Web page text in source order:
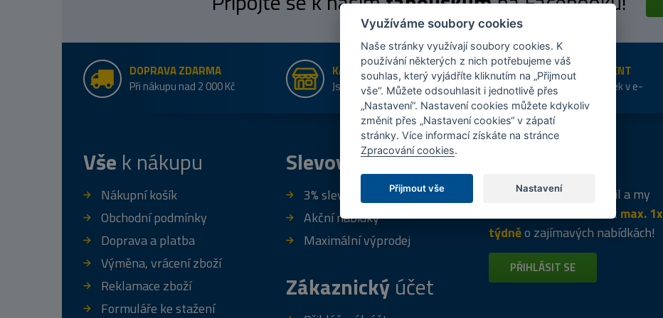
DOPRAVA ZDARMA
Při nákupu nad 2 000 Kč
KAMENNÉ PRODEJNY
Jsme na trhu více než 10 let
ŠIROKÝ SORTIMENT
Přes 20 tis. položek v e-
shopu
Vše k nákupu
Nákupní košík
Obchodní podmínky
Doprava a platba
Výměna, vrácení zboží
Reklamace zboží
Formuláře ke stažení
Slevový program
3% sleva za registraci
Akční nabídky
Maximální výprodej
Zákaznickýúčet
Napište nám svůj e-mail a my
vás budeme informovat max. 1x
týdněo zajímavých nabídkách!
PŘIHLÁSIT SE
Využíváme soubory cookies
Naše stránky využívají soubory cookies. K
používání některých z nich potřebujeme váš
souhlas, který vyjádříte kliknutím na „Přijmout
vše“. Můžete odsouhlasit i jednotlivě přes
„Nastavení“. Nastavení cookies můžete kdykoliv
změnit přes „Nastavení cookies“ v zápatí
stránky. Více informací získáte na stránce
Zpracování cookies.
Přijmout vše Nastavení